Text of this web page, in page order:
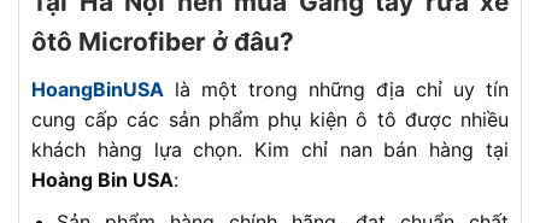
ôtô Microfiber ở đâu?
HoangBinUSA là một trong những địa chỉ uy tín
cung cấp các sản phẩm phụ kiện ô tô được nhiều
khách hàng lựa chọn. Kim chỉ nan bán hàng tại
Hoàng Bin USA: